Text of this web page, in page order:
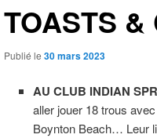
TOASTS &
Publié le 30 mars 2023
AU CLUB INDIAN
aller jouer 18 trous avec
Boynton Beach… Leur